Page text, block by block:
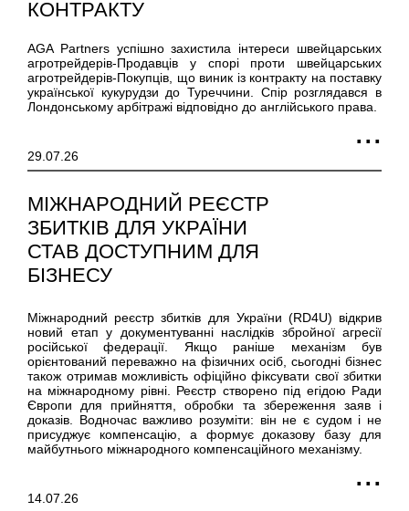
КОНТРАКТУ
AGA Partners успішно захистила інтереси швейцарських
агротрейдерів-Продавців у спорі проти швейцарських
агротрейдерів-Покупців, що виник із контракту на поставку
української кукурудзи до Туреччини. Спір розглядався в
Лондонському арбітражі відповідно до англійського права.
29.07.26
МІЖНАРОДНИЙ РЕЄСТР
ЗБИТКІВ ДЛЯ УКРАЇНИ
СТАВ ДОСТУПНИМ ДЛЯ
БІЗНЕСУ
Міжнародний реєстр збитків для України (RD4U) відкрив
новий етап у документуванні наслідків збройної агресії
російської федерації. Якщо раніше механізм був
орієнтований переважно на фізичних осіб, сьогодні бізнес
також отримав можливість офіційно фіксувати свої збитки
на міжнародному рівні. Реєстр створено під егідою Ради
Європи для прийняття, обробки та збереження заяв і
доказів. Водночас важливо розуміти: він не є судом і не
присуджує компенсацію, а формує доказову базу для
майбутнього міжнародного компенсаційного механізму.
14.07.26